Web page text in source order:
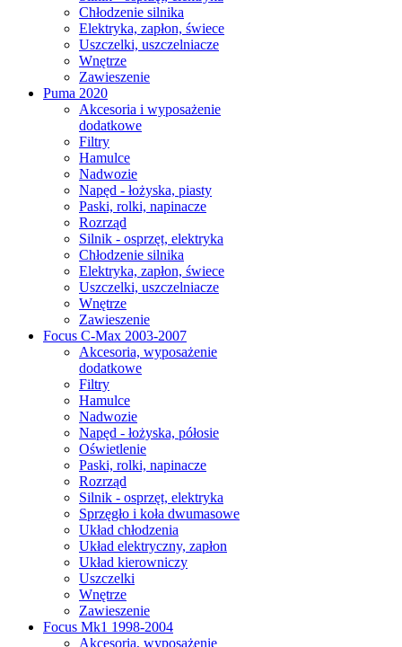
Chłodzenie silnika
Elektryka, zapłon, świece
Uszczelki, uszczelniacze
Wnętrze
Zawieszenie
Puma 2020
Akcesoria i wyposażenie
dodatkowe
Filtry
Hamulce
Nadwozie
Napęd - łożyska, piasty
Paski, rolki, napinacze
Rozrząd
Silnik - osprzęt, elektryka
Chłodzenie silnika
Elektryka, zapłon, świece
Uszczelki, uszczelniacze
Wnętrze
Zawieszenie
Focus C-Max 2003-2007
Akcesoria, wyposażenie
dodatkowe
Filtry
Hamulce
Nadwozie
Napęd - łożyska, półosie
Oświetlenie
Paski, rolki, napinacze
Rozrząd
Silnik - osprzęt, elektryka
Sprzęgło i koła dwumasowe
Układ chłodzenia
Układ elektryczny, zapłon
Układ kierowniczy
Uszczelki
Wnętrze
Zawieszenie
Focus Mk1 1998-2004
Akcesoria, wyposażenie